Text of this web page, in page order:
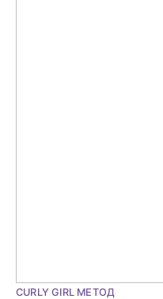
CURLY GIRL МЕТОД